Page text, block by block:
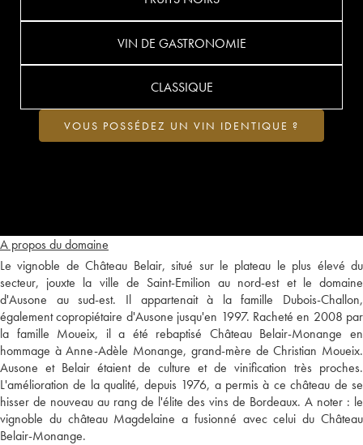
A propos du domaine
Le vignoble de Château Belair, situé sur le plateau le plus élevé du
secteur, jouxte la ville de Saint-Emilion au nord-est et le domaine
d'Ausone au sud-est. Il appartenait à la famille Dubois-Challon,
également copropiétaire d'Ausone jusqu'en 1997. Racheté en 2008 par
la famille Moueix, il a été rebaptisé Château Belair-Monange en
hommage à Anne-Adèle Monange, grand-mère de Christian Moueix.
Ausone et Belair étaient de culture et de vinification très proches.
L'amélioration de la qualité, depuis 1976, a permis à ce château de se
hisser de nouveau au rang de l'élite des vins de Bordeaux. A noter : le
vignoble du château Magdelaine a fusionné avec celui du Château
Belair-Monange.
VIN DE GASTRONOMIE
CLASSIQUE
VOUS POSSÉDEZ UN VIN IDENTIQUE ?